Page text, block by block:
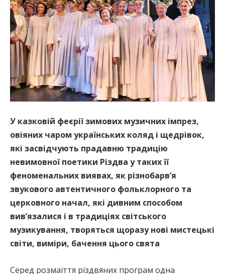
У казковій феєрії зимових музичних імпрез,
овіяних чаром українських коляд і щедрівок,
які засвідчують прадавню традицію
невимовної поетики Різдва у таких її
феноменальних виявах, як різнобарв’я
звукового автентичного фольклорного та
церковного начал, які дивним способом
вив’язалися і в традиціях світського
музикування, творяться щоразу нові мистецькі
світи, виміри, бачення цього свята
Серед розмаїття різдвяних програм одна